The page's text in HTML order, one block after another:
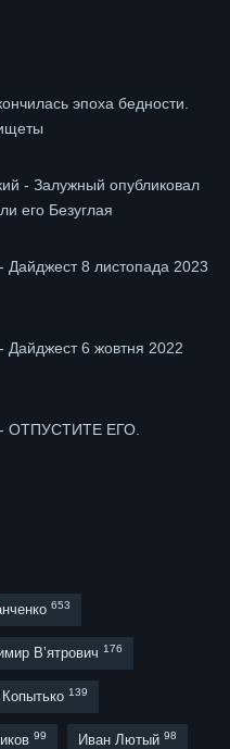
эпоха бедности.
- Залужный опубликовал
его Безуглая
Дайджест 8 листопада 2023
Дайджест 6 жовтня 2022
- ОТПУСТИТЕ ЕГО.
653
В’ятрович 176
139
99 Иван Лютый 98